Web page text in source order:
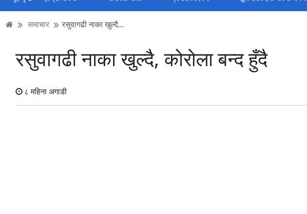
समाचार रसुवागढी नाका खुल्दै...
रसुवागढी नाका खुल्दै, कोरोला बन्द हुँदै
८ महिना अगाडी